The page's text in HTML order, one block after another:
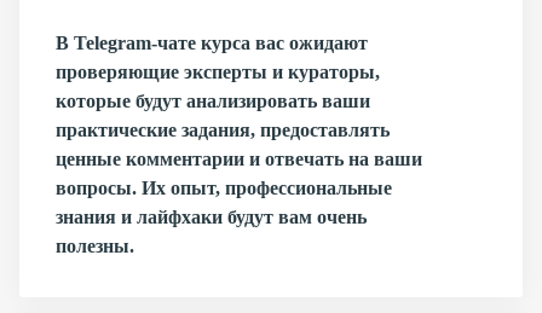
В Telegram-чате курса вас ожидают
проверяющие эксперты и кураторы,
которые будут анализировать ваши
практические задания, предоставлять
ценные комментарии и отвечать на ваши
вопросы. Их опыт, профессиональные
знания и лайфхаки будут вам очень
полезны.